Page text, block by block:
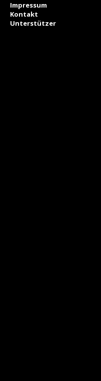
Impressum
Kontakt
Unterstützer